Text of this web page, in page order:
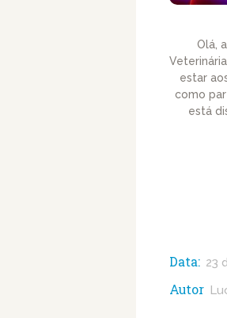
Olá,
estar
como
está
Data: 23
Autor